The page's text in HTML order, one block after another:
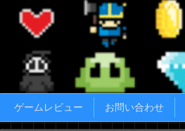
ゲームレビュー お問い合わせ